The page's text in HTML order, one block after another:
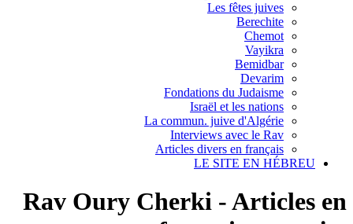
Les fêtes juives
Berechite
Chemot
Vayikra
Bemidbar
Devarim
Fondations du Judaisme
Israël et les nations
La commun. juive d'Algérie
Interviews avec le Rav
Articles divers en français
LE SITE EN HÉBREU
Rav Oury Cherki - Articles en